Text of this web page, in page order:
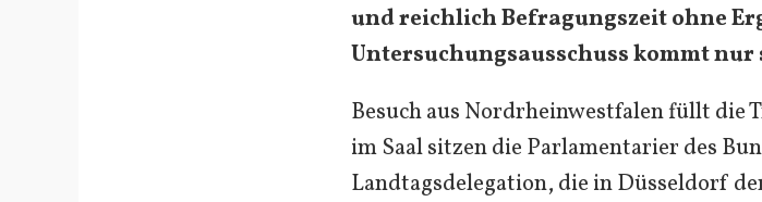
und reichlich Befragungszeit ohne
Untersuchungsausschuss kommt
Besuch aus Nordrheinwestfalen füllt die
im Saal sitzen die Parlamentarier des
Landtagsdelegation, die in Düsseldorf